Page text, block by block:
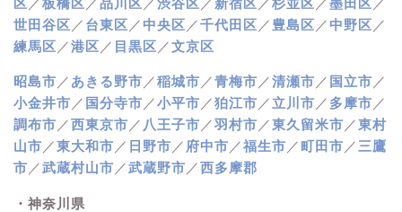
区 ／板橋区 ／品川区 ／渋谷区 ／ 新宿区 ／杉並区 ／墨田区 ／
世田谷区 ／ 台東区 ／中央区 ／千代田区 ／ 豊島区 ／中野区 ／
練馬区 ／港区 ／ 目黒区 ／文京区
昭島市 ／ あきる野市 ／稲城市 ／青梅市 ／清瀬市 ／ 国立市 ／
小金井市 ／ 国分寺市 ／小平市 ／狛江市 ／ 立川市 ／ 多摩市 ／
調布市 ／西東京市 ／ 八王子市 ／羽村市 ／東久留米市 ／東村
山市 ／東大和市 ／ 日野市 ／ 府中市 ／福生市 ／町田市 ／ 三鷹
市 ／武蔵村山市 ／武蔵野市 ／西多摩郡
・神奈川県